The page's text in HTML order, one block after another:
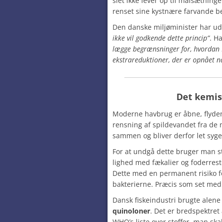
renset sine kystnære farvande
Den danske miljøminister har
ikke vil godkende dette princip”.
lægge begrænsninger for,
ekstrareduktioner, der er opnået
Det
Moderne havbrug er åbne,
rensning af spildevandet fra de
sammen og bliver derfor let
For at undgå dette bruger man
lighed med fækalier og
Dette med en permanent risiko
bakterierne. Præcis som set med
Dansk fiskeindustri brugte
quinoloner. Det er bredspektret